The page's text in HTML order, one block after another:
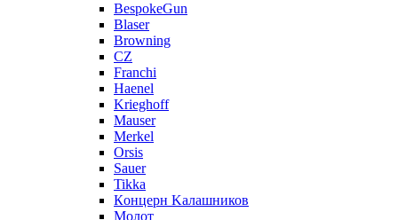
BespokeGun
Blaser
Browning
CZ
Franchi
Haenel
Krieghoff
Mauser
Merkel
Orsis
Sauer
Tikka
Кoнцеpн Kалашников
Молот